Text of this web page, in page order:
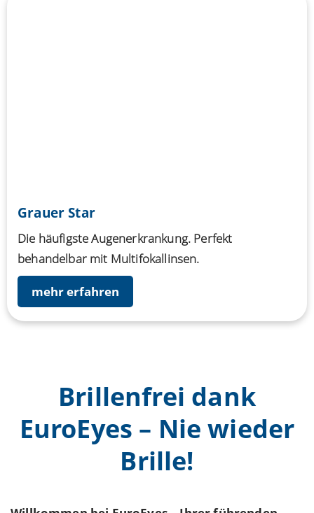
Grauer Star
Die häufigste Augenerkrankung. Perfekt
behandelbar mit Multifokallinsen.
mehr erfahren
Brillenfrei dank
EuroEyes – Nie wieder
Brille!